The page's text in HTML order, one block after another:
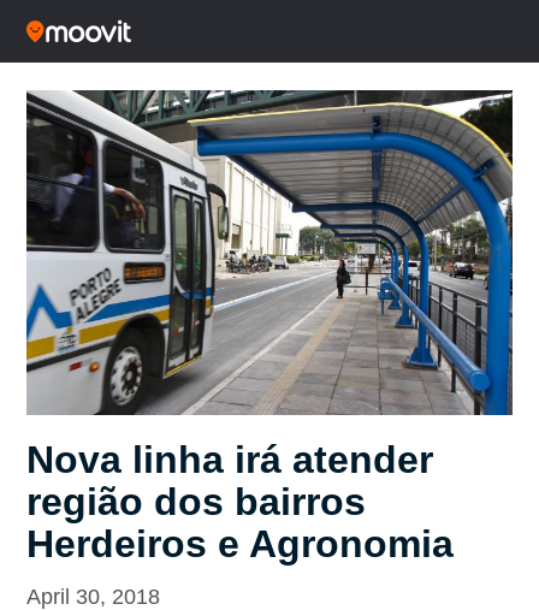
Nova linha irá atender
região dos bairros
Herdeiros e Agronomia
April 30, 2018